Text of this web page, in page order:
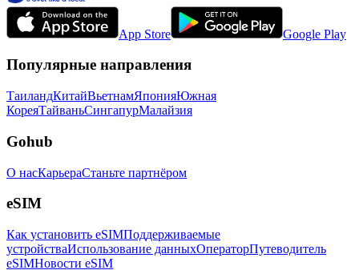
App Store Google Play
Популярные направления
ТаиландКитайВьетнамЯпонияЮжная
КореяТайваньСингапурМалайзия
Gohub
О насКарьераСтаньте партнёром
eSIM
Как установить eSIMПоддерживаемые
устройстваИспользование данныхОператорПутеводитель
eSIMНовости eSIM